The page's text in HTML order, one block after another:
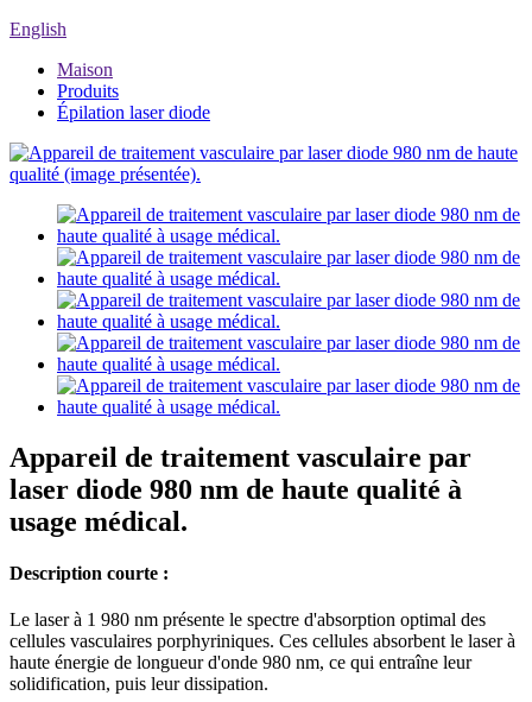
English
Maison
Produits
Épilation laser diode
Appareil de traitement vasculaire par
laser diode 980 nm de haute qualité à
usage médical.
Description courte :
Le laser à 1 980 nm présente le spectre d'absorption optimal des
cellules vasculaires porphyriniques. Ces cellules absorbent le laser à
haute énergie de longueur d'onde 980 nm, ce qui entraîne leur
solidification, puis leur dissipation.